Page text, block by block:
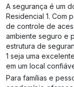
A segurança é um
Residencial 1. Com
de controle de
ambiente seguro e
estrutura de
1 seja uma
em um local
Para famílias e